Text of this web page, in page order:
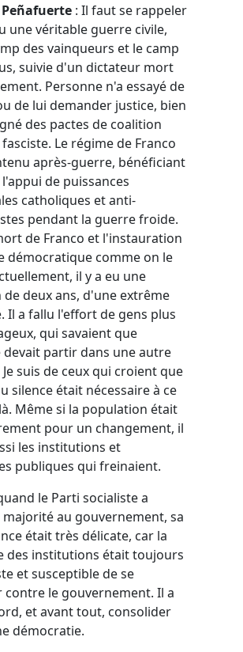
Peñafuerte : Il faut se rappeler
une véritable guerre civile,
des vainqueurs et le camp
suivie d'un dictateur mort
Personne n'a essayé de
de lui demander justice, bien
des pactes de coalition
Le régime de Franco
après-guerre, bénéficiant
de puissances
catholiques et anti-
pendant la guerre froide.
de Franco et l'instauration
démocratique comme on le
il y a eu une
deux ans, d'une extrême
Il a fallu l'effort de gens plus
qui savaient que
devait partir dans une autre
suis de ceux qui croient que
silence était nécessaire à ce
Même si la population était
pour un changement, il
les institutions et
publiques qui freinaient.
le Parti socialiste a
au gouvernement, sa
était très délicate, car la
des institutions était toujours
et susceptible de se
le gouvernement. Il a
et avant tout, consolider
démocratie.